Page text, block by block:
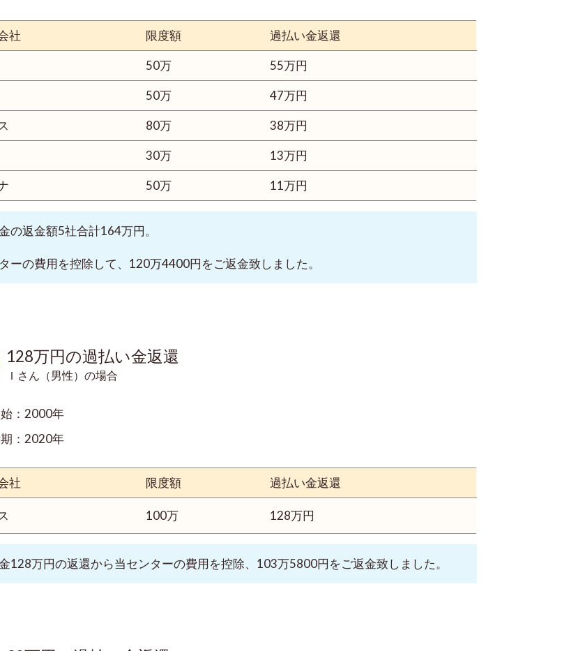
社 限度額 過払い金返還
50万 55万円
50万 47万円
80万 38万円
30万 13万円
50万 11万円
の返金額5社合計164万円。
ーの費用を控除して、120万4400円をご返金致しました。
128万円の過払い金返還
Ｉさん（男性）の場合
：2000年
：2020年
社 限度額 過払い金返還
100万 128万円
128万円の返還から当センターの費用を控除、103万5800円をご返金致しました。